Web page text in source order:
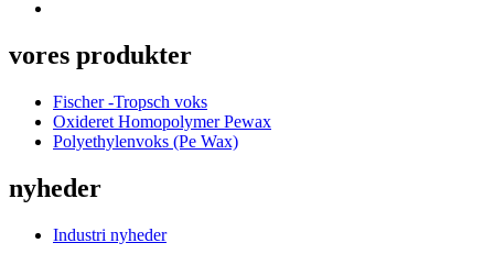
vores produkter
Fischer -Tropsch voks
Oxideret Homopolymer Pewax
Polyethylenvoks (Pe Wax)
nyheder
Industri nyheder